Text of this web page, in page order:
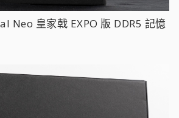
Neo 皇家戟 EXPO 版 DDR5 記憶